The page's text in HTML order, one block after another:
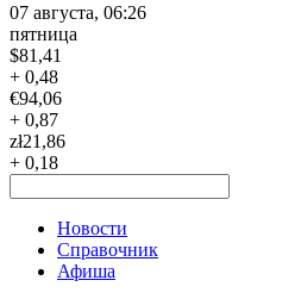
07 августа, 06:26
пятница
$81,41
+ 0,48
€94,06
+ 0,87
zł21,86
+ 0,18
Новости
Справочник
Афиша